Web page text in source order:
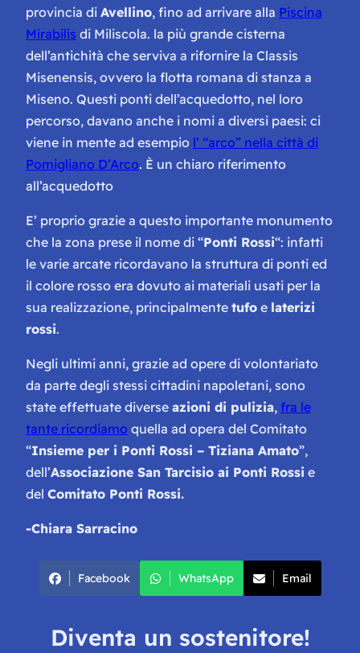
provincia di Avellino, fino ad arrivare alla Piscina
Mirabilis di Miliscola. la più grande cisterna
dell’antichità che serviva a rifornire la Classis
Misenensis, ovvero la flotta romana di stanza a
Miseno. Questi ponti dell’acquedotto, nel loro
percorso, davano anche i nomi a diversi paesi: ci
viene in mente ad esempio l’ “arco” nella città di
Pomigliano D’Arco. È un chiaro riferimento
all’acquedotto
E’ proprio grazie a questo importante monumento
che la zona prese il nome di “Ponti Rossi“: infatti
le varie arcate ricordavano la struttura di ponti ed
il colore rosso era dovuto ai materiali usati per la
sua realizzazione, principalmente tufo e laterizi
rossi.
Negli ultimi anni, grazie ad opere di volontariato
da parte degli stessi cittadini napoletani, sono
state effettuate diverse azioni di pulizia, fra le
tante ricordiamo quella ad opera del Comitato
“Insieme per i Ponti Rossi – Tiziana Amato”,
dell’Associazione San Tarcisio ai Ponti Rossi e
del Comitato Ponti Rossi.
-Chiara Sarracino
Facebook WhatsApp Email
Diventa un sostenitore!